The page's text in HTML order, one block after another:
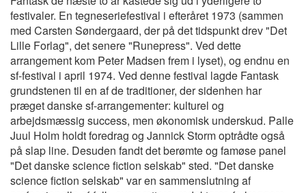
festivaler. En tegneseriefestival i efteråret 1973 (sammen
med Carsten Søndergaard, der på det tidspunkt drev "Det
Lille Forlag", det senere "Runepress". Ved dette
arrangement kom Peter Madsen frem i lyset), og endnu en
sf-festival i april 1974. Ved denne festival lagde Fantask
grundstenen til en af de traditioner, der sidenhen har
præget danske sf-arrangementer: kulturel og
arbejdsmæssig success, men økonomisk underskud. Palle
Juul Holm holdt foredrag og Jannick Storm optrådte også
på slap line. Desuden fandt det berømte og famøse panel
"Det danske science fiction selskab" sted. "Det danske
science fiction selskab" var en sammenslutning af